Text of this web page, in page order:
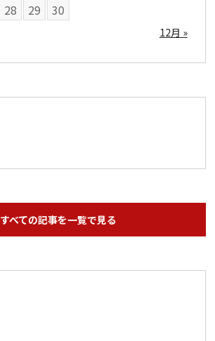
28 29 30
12月 »
すべての記事を一覧で見る